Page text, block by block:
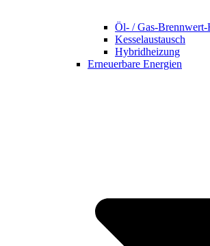
Öl- / Gas-Brennwert-
Kesselaustausch
Hybridheizung
Erneuerbare Energien